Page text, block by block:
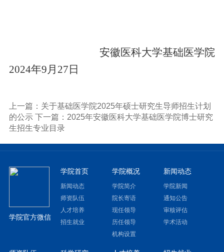
安徽医科大学基础医学院
2024年9月 27 日
上一篇：关于基础医学院2025年硕士研究生导师招生计划
的公示 下一篇：2025年安徽医科大学基础医学院博士研究
生招生专业目录
学院官方微信
学院首页
新闻动态
师资队伍
人才培养
招生就业
学院概况
学院简介
院长寄语
现任领导
历任领导
机构设置
新闻动态
学院新闻
通知公告
审核评估
学术活动